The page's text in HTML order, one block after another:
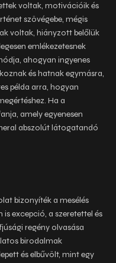
voltak, motivációik és
szövégebe, mégis
voltak, hiányzott belőlük
emlékezetesnek
ahogyan ingyenes
és hatnak egymásra,
példa arra, hogyan
Ha a
amely egyenesen
abszolút látogatandó
bizonyíték a mesélés
is excepció, a szeretettel és
regény olvasása
birodalmak
és elbűvölt, mint egy